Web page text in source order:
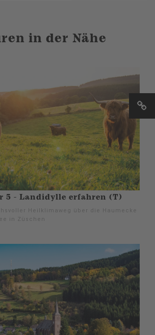
in der Nähe
5 - Landidylle erfahren (T)
Heilklimaweg über die Haumecke
in Züschen